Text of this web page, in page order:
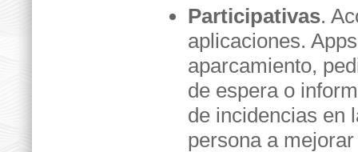
Participativas.
aplicaciones.
aparcamiento,
de espera o
de incidencias en
persona a